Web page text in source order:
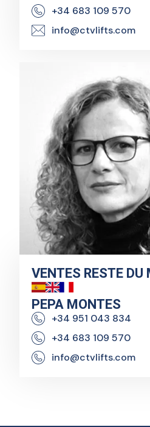
+34 683 109 570
info@ctvlifts.com
VENTES RESTE DU
PEPA MONTES
+34 951 043 834
+34 683 109 570
info@ctvlifts.com